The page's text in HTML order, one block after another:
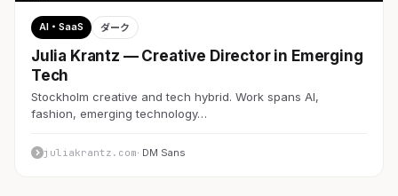
AI・SaaS ダーク
Julia Krantz — Creative Director in Emerging
Tech
Stockholm creative and tech hybrid. Work spans AI,
fashion, emerging technology…
juliakrantz.com· DM Sans